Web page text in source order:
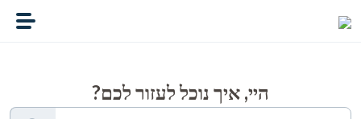
היי, איך נוכל לעזור לכם?